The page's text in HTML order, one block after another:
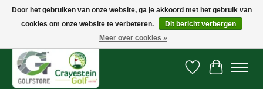
Snelle levering, gratis vanaf € 100. Onze oncourse Golfshop in Dordrecht is
Verlanglijst
Door het gebruiken van onze website, ga je akkoord met het gebruik van
cookies om onze website te verbeteren.
Dit bericht verbergen
Meer over cookies »